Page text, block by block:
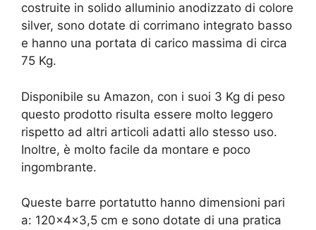
costruite in solido alluminio anodizzato di colore
silver, sono dotate di corrimano integrato basso
e hanno una portata di carico massima di circa
75 Kg.
Disponibile su Amazon, con i suoi 3 Kg di peso
questo prodotto risulta essere molto leggero
rispetto ad altri articoli adatti allo stesso uso.
Inoltre, è molto facile da montare e poco
ingombrante.
Queste barre portatutto hanno dimensioni pari
a: ‎120x4x3,5 cm e sono dotate di una pratica